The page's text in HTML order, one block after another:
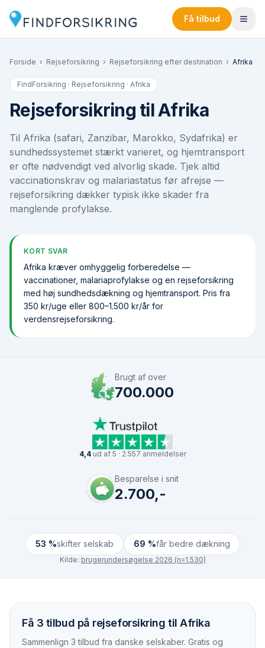
Få tilbud
Forside › Rejseforsikring › Rejseforsikring efter destination › Afrika
FindForsikring · Rejseforsikring · Afrika
Rejseforsikring til Afrika
Til Afrika (safari, Zanzibar, Marokko, Sydafrika) er
sundhedssystemet stærkt varieret, og hjemtransport
er ofte nødvendigt ved alvorlig skade. Tjek altid
vaccinationskrav og malariastatus før afrejse —
rejseforsikring dækker typisk ikke skader fra
manglende profylakse.
KORT SVAR
Afrika kræver omhyggelig forberedelse —
vaccinationer, malariaprofylakse og en rejseforsikring
med høj sundhedsdækning og hjemtransport. Pris fra
350 kr/uge eller 800–1.500 kr/år for
verdensrejseforsikring.
Brugt af over
700.000
4,4ud af 5 · 2.557 anmeldelser
Besparelse i snit
2.700,-
53 %skifter selskab 69 %får bedre dækning
Kilde: brugerundersøgelse 2026 (n=1.530)
Få 3 tilbud på rejseforsikring til Afrika
Sammenlign 3 tilbud fra danske selskaber. Gratis og